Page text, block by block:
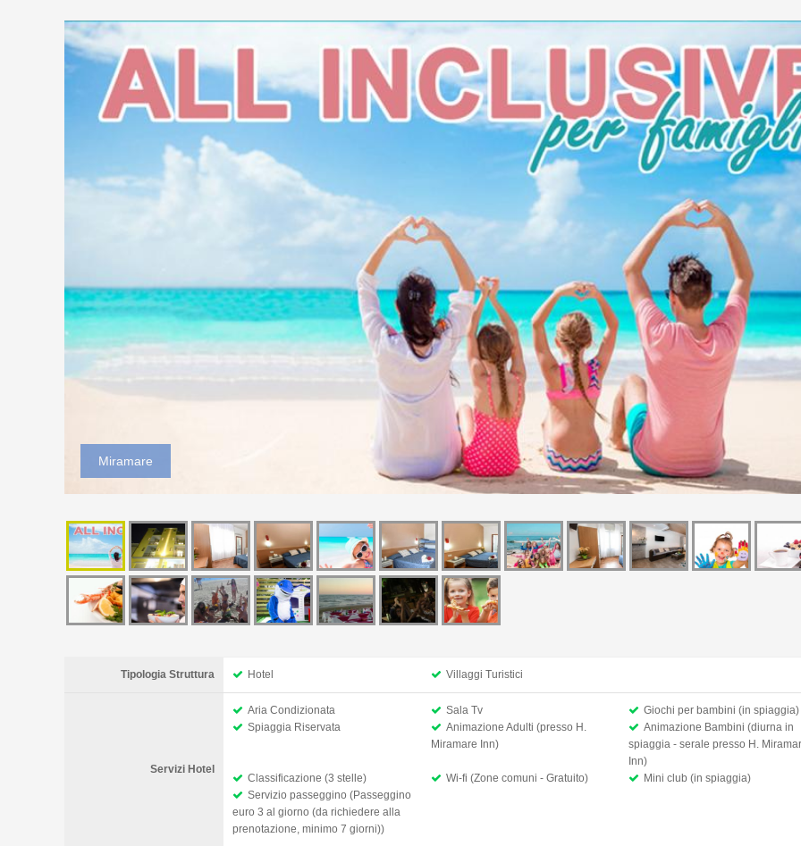
Miramare
Tipologia Struttura Hotel Villaggi Turistici
Servizi Hotel
Aria Condizionata Sala Tv
Giochi per bambini (in spiaggia)
Spiaggia Riservata
Animazione Adulti (presso H.
Miramare Inn)
Animazione Bambini (diurna in
spiaggia - serale presso H.
Inn)
Classificazione (3 stelle)
Wi-fi (Zone comuni - Gratuito)
Mini club (in spiaggia)
Servizio passeggino (Passeggino
euro 3 al giorno (da richiedere alla
prenotazione, minimo 7 giorni))